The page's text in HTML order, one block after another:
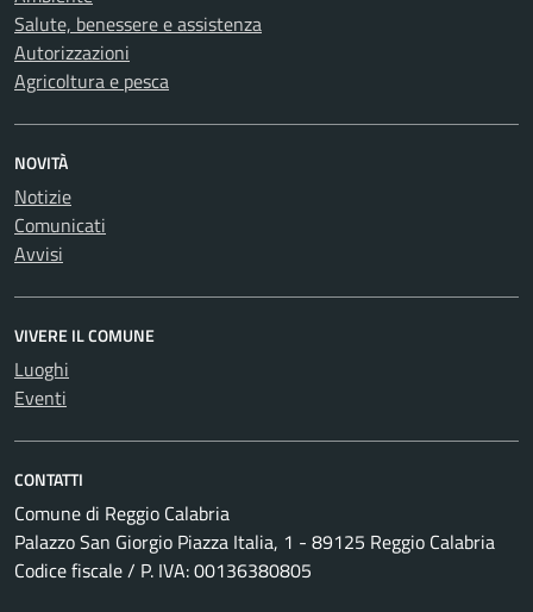
Salute, benessere e assistenza
Autorizzazioni
Agricoltura e pesca
NOVITÀ
Notizie
Comunicati
Avvisi
VIVERE IL COMUNE
Luoghi
Eventi
CONTATTI
Comune di Reggio Calabria
Palazzo San Giorgio Piazza Italia, 1 - 89125 Reggio Calabria
Codice fiscale / P. IVA: 00136380805